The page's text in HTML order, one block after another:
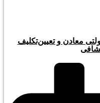
معادن و تعیین‌تکلیف